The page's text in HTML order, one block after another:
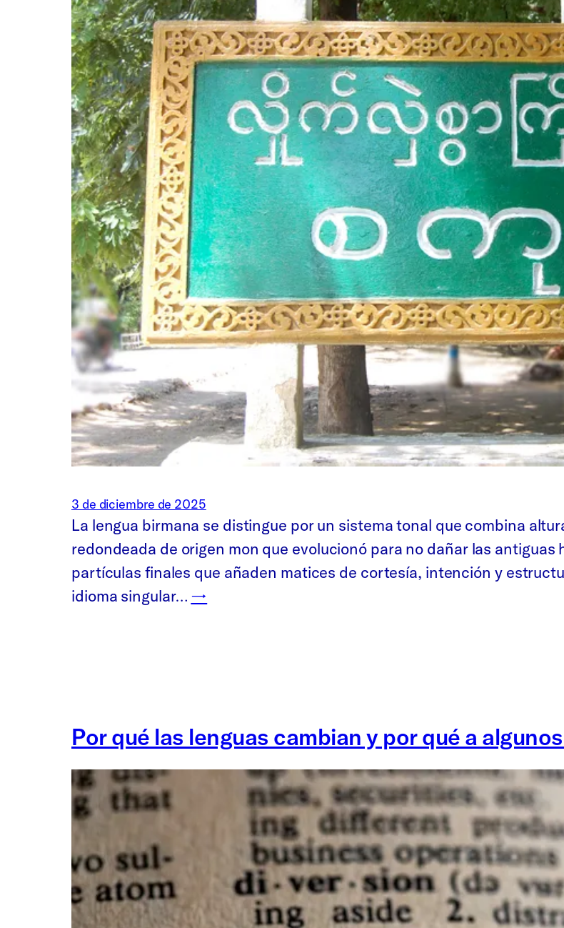
3 de diciembre de 2025
La lengua birmana se distingue por un sistema tonal que combina
redondeada de origen mon que evolucionó para no dañar las
partículas finales que añaden matices de cortesía, intención y
idioma singular… →
Por qué las lenguas cambian y por qué a